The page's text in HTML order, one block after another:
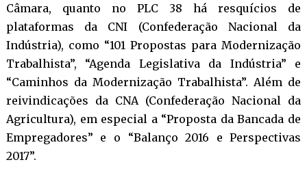
Câmara, quanto no PLC 38 há resquícios de
plataformas da CNI (Confederação Nacional da
Indústria), como “101 Propostas para Modernização
Trabalhista”, “Agenda Legislativa da Indústria” e
“Caminhos da Modernização Trabalhista”. Além de
reivindicações da CNA (Confederação Nacional da
Agricultura), em especial a “Proposta da Bancada de
Empregadores” e o “Balanço 2016 e Perspectivas
2017”.